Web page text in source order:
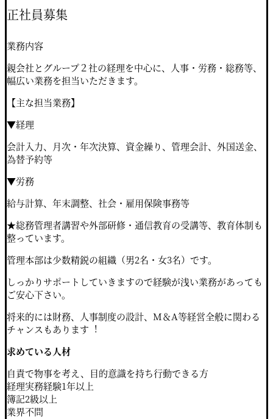
正社員募集
業務内容
親会社とグループ２社の経理を中⼼に、⼈事・労務・総務等、
幅広い業務を担当いただきます。
【主な担当業務】
▼経理
会計⼊⼒、⽉次・年次決算、資⾦繰り、管理会計、外国送⾦、
為替予約等
▼労務
給与計算、年末調整、社会・雇⽤保険事務等
★総務管理者講習や外部研修・通信教育の受講等、教育体制も
整っています。
管理本部は少数精鋭の組織（男2名・⼥3名）です。
しっかりサポートしていきますので経験が浅い業務があっても
ご安⼼下さい。
将来的には財務、⼈事制度の設計、M＆A等経営全般に関わる
チャンスもあります ︕
求めている⼈材
⾃責で物事を考え、⽬的意識を持ち⾏動できる⽅
経理実務経験1年以上
簿記2級以上
業界不問